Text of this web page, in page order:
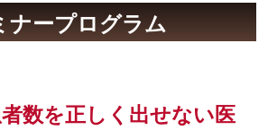
ナープログラム
数を正しく出せない医